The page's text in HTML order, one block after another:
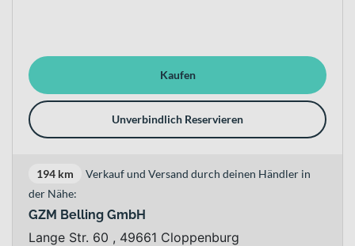
Kaufen
Unverbindlich Reservieren
194 km
Verkauf und Versand durch deinen Händler in
der Nähe:
GZM Belling GmbH
Lange Str. 60 , 49661 Cloppenburg